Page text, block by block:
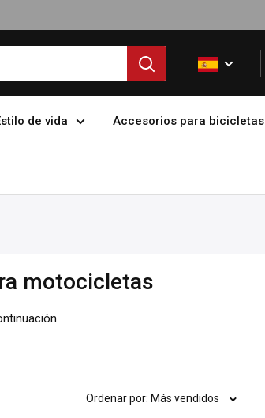
de vida Accesorios para bicicletas
motocicletas
Ordenar por: Más vendidos